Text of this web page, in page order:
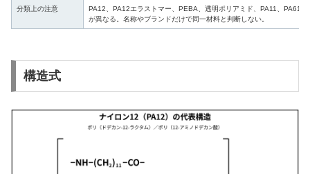
分類上の注意
PA12、PA12エラストマー、PEBA、透明ポリアミド、PA11、PA612
が異なる。名称やブランドだけで同一材料と判断しない。
構造式